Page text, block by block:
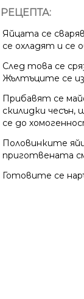
РЕЦЕПТА:
Яйцата се
се охладят и се
След това се
Жълтъците се
Прибавят се
скилидки чесън,
се до
Половинките
приготвената
Готовите се